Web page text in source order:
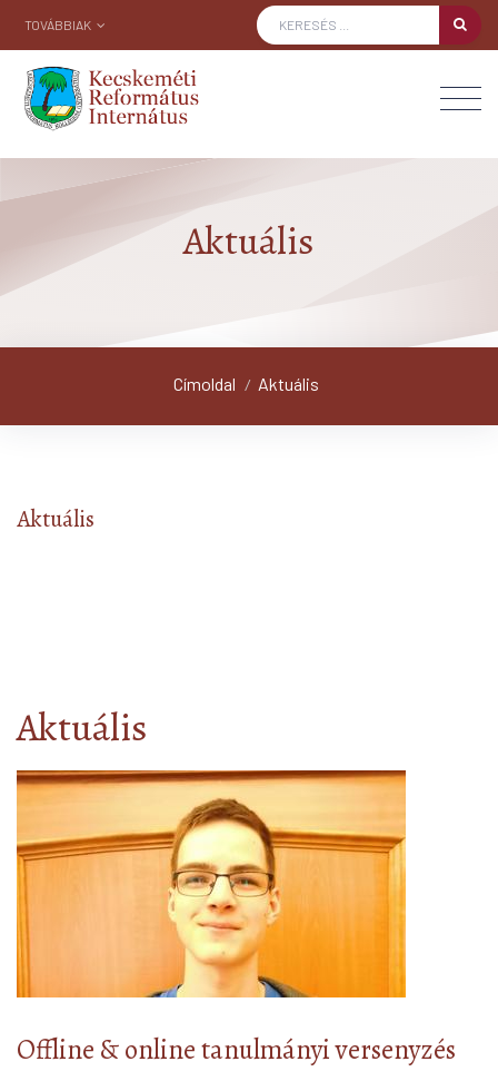
TOVÁBBIAK
Aktuális
Címoldal / Aktuális
Aktuális
Aktuális
Offline & online tanulmányi versenyzés